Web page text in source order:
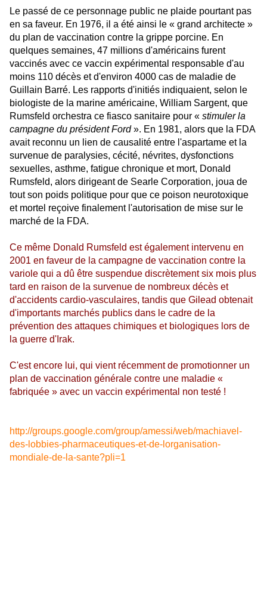
Le passé de ce personnage public ne plaide pourtant pas
en sa faveur. En 1976, il a été ainsi le « grand architecte »
du plan de vaccination contre la grippe porcine. En
quelques semaines, 47 millions d'américains furent
vaccinés avec ce vaccin expérimental responsable d'au
moins 110 décès et d'environ 4000 cas de maladie de
Guillain Barré. Les rapports d'initiés indiquaient, selon le
biologiste de la marine américaine, William Sargent, que
Rumsfeld orchestra ce fiasco sanitaire pour « stimuler la
campagne du président Ford». En 1981, alors que la FDA
avait reconnu un lien de causalité entre l'aspartame et la
survenue de paralysies, cécité, névrites, dysfonctions
sexuelles, asthme, fatigue chronique et mort, Donald
Rumsfeld, alors dirigeant de Searle Corporation, joua de
tout son poids politique pour que ce poison neurotoxique
et mortel reçoive finalement l'autorisation de mise sur le
marché de la FDA.
Ce même Donald Rumsfeld est également intervenu en
2001 en faveur de la campagne de vaccination contre la
variole qui a dû être suspendue discrètement six mois plus
tard en raison de la survenue de nombreux décès et
d'accidents cardio-vasculaires, tandis que Gilead obtenait
d'importants marchés publics dans le cadre de la
prévention des attaques chimiques et biologiques lors de
la guerre d'Irak.
C'est encore lui, qui vient récemment de promotionner un
plan de vaccination générale contre une maladie «
fabriquée » avec un vaccin expérimental non testé !
http://groups.google.com/group/amessi/web/machiavel-
des-lobbies-pharmaceutiques-et-de-lorganisation-
mondiale-de-la-sante?pli=1